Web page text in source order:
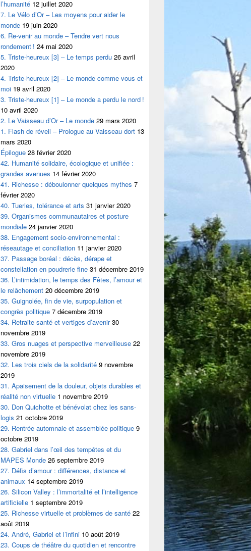
l’humanité 12 juillet 2020
7. Le Vélo d’Or – Les moyens pour aider le
monde 19 juin 2020
6. Re-venir au monde – Tendre vert nous
rondement ! 24 mai 2020
5. Triste-heureux [3] – Le temps perdu 26 avril
2020
4. Triste-heureux [2] – Le monde comme vous et
moi 19 avril 2020
3. Triste-heureux [1] – Le monde a perdu le nord !
10 avril 2020
2. Le Vaisseau d’Or – Le monde 29 mars 2020
1. Flash de réveil – Prologue au Vaisseau dort 13
mars 2020
Épilogue 28 février 2020
42. Humanité solidaire, écologique et unifiée :
grandes avenues 14 février 2020
41. Richesse : déboulonner quelques mythes 7
février 2020
40. Tueries, tolérance et arts 31 janvier 2020
39. Organismes communautaires et posture
mondiale 24 janvier 2020
38. Engagement socio-environnemental :
réseautage et conciliation 11 janvier 2020
37. Passage boréal : décès, dérape et
constellation en poudrerie fine 31 décembre 2019
36. L’intimidation, le temps des Fêtes, l’amour et
le relâchement 20 décembre 2019
35. Guignolée, fin de vie, surpopulation et
congrès politique 7 décembre 2019
34. Retraite santé et vertiges d’avenir 30
novembre 2019
33. Gros nuages et perspective merveilleuse 22
novembre 2019
32. Les trois ciels de la solidarité 9 novembre
2019
31. Apaisement de la douleur, objets durables et
réalité non virtuelle 1 novembre 2019
30. Don Quichotte et bénévolat chez les sans-
logis 21 octobre 2019
29. Rentrée automnale et assemblée politique 9
octobre 2019
28. Gabriel dans l’œil des tempêtes et du
MAPES Monde 26 septembre 2019
27. Défis d’amour : différences, distance et
animaux 14 septembre 2019
26. Silicon Valley : l’immortalité et l’intelligence
artificielle 1 septembre 2019
25. Richesse virtuelle et problèmes de santé 22
août 2019
24. André, Gabriel et l’infini 10 août 2019
23. Coups de théâtre du quotidien et rencontre